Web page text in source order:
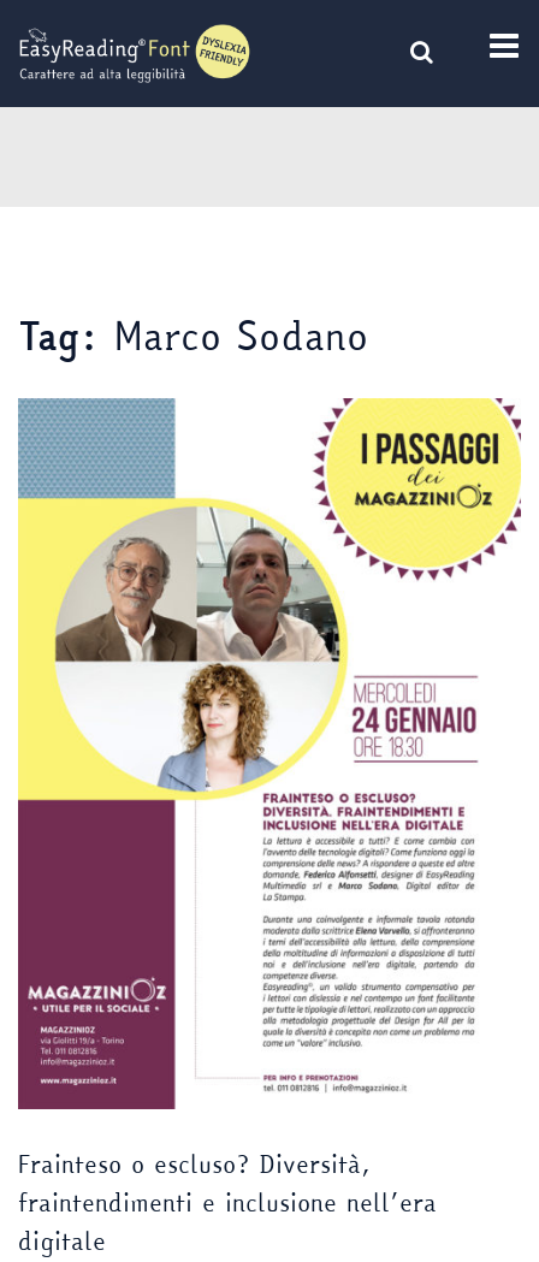
contenuto
Tag: Marco Sodano
Frainteso o escluso? Diversità,
fraintendimenti e inclusione nell’era
digitale